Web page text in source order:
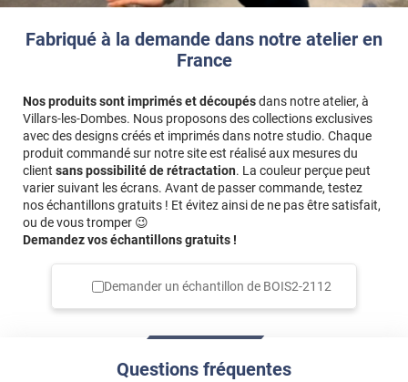
Fabriqué à la demande dans notre atelier en
France
Nos produits sont imprimés et découpésdans notre atelier, à
Villars-les-Dombes. Nous proposons des collections exclusives
avec des designs créés et imprimés dans notre studio. Chaque
produit commandé sur notre site est réalisé aux mesures du
client sans possibilité de rétractation. La couleur perçue peut
varier suivant les écrans. Avant de passer commande, testez
nos échantillons gratuits ! Et évitez ainsi de ne pas être satisfait,
ou de vous tromper 😉
Demandez vos échantillons gratuits !
Demander un échantillon de BOIS2-2112
Questions fréquentes